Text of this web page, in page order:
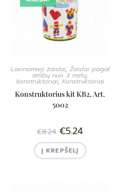
Lavinamieji žaislai, Žaislai pagal
amžių nuo 3 metų,
konstruktoriai, Konstruktoriai
Konstruktorius kit KB2, Art.
5002
€8.24 €5.24
Į KREPŠELĮ